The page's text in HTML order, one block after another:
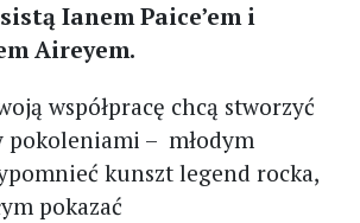
Ianem Paice’em i
Aireyem.
współpracę chcą stworzyć
pokoleniami – młodym
kunszt legend rocka,
pokazać